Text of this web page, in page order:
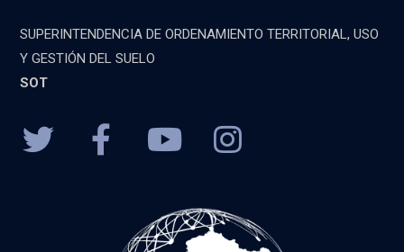
SUPERINTENDENCIA DE ORDENAMIENTO TERRITORIAL, USO
Y GESTIÓN DEL SUELO
SOT